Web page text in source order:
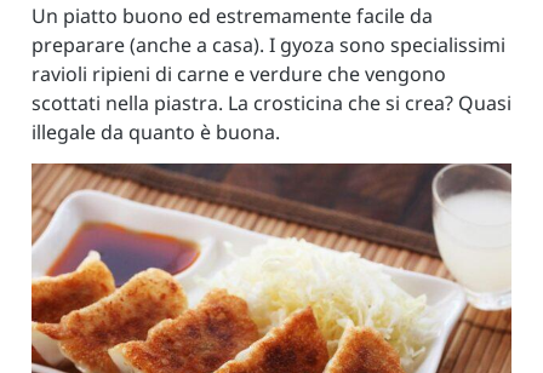
Un piatto buono ed estremamente facile da
preparare (anche a casa). I gyoza sono specialissimi
ravioli ripieni di carne e verdure che vengono
scottati nella piastra. La crosticina che si crea? Quasi
illegale da quanto è buona.